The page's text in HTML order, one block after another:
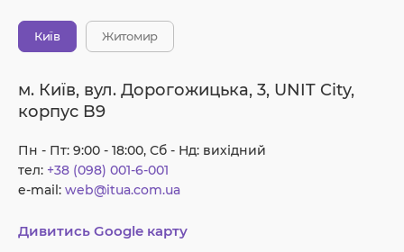
Київ Житомир
м. Київ, вул. Дорогожицька, 3, UNIT City,
корпус B9
Пн - Пт: 9:00 - 18:00, Сб - Нд: вихідний
тел: +38 (098) 001-6-001
e-mail: web@itua.com.ua
Дивитись Google карту